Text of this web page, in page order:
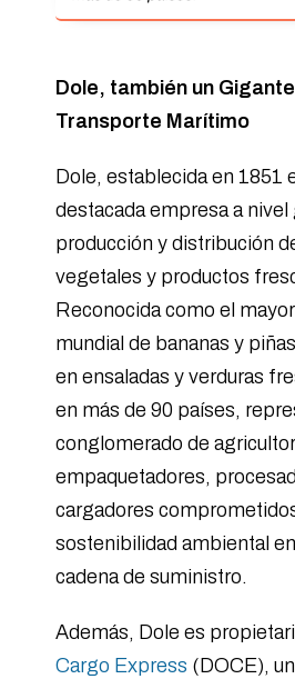
Dole, también un Gigante
Transporte Marítimo
Dole, establecida en 1851
destacada empresa a nivel
producción y distribución
vegetales y productos
Reconocida como el
mundial de bananas y
en ensaladas y verduras
en más de 90 países,
conglomerado de
empaquetadores,
cargadores
sostenibilidad ambiental
cadena de suministro.
Además, Dole es
Cargo Express (DOCE),